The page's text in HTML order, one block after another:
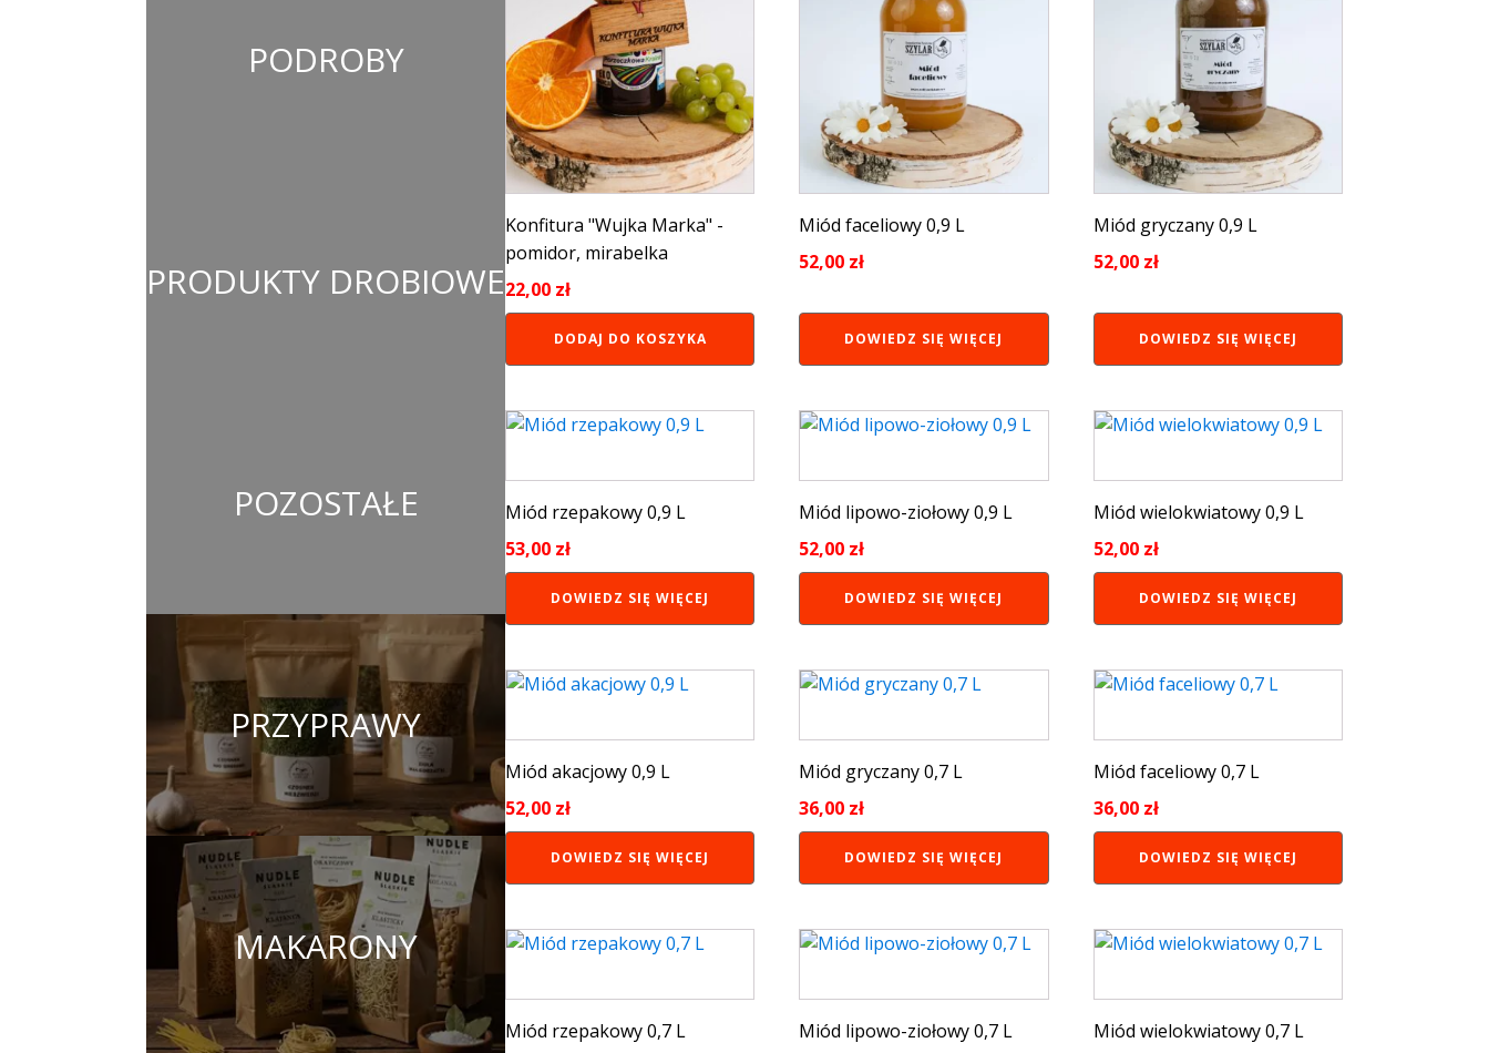
PODROBY
PRODUKTY DROBIOWE
POZOSTAŁE
PRZYPRAWY
MAKARONY
Konfitura "Wujka Marka" -
pomidor, mirabelka
22,00 zł
DODAJ DO KOSZYKA
Miód faceliowy 0,9 L
52,00 zł
DOWIEDZ SIĘ WIĘCEJ
Miód gryczany 0,9 L
52,00 zł
DOWIEDZ SIĘ WIĘCEJ
Miód rzepakowy 0,9 L
53,00 zł
DOWIEDZ SIĘ WIĘCEJ
Miód lipowo-ziołowy 0,9 L
52,00 zł
DOWIEDZ SIĘ WIĘCEJ
Miód wielokwiatowy 0,9 L
52,00 zł
DOWIEDZ SIĘ WIĘCEJ
Miód akacjowy 0,9 L
52,00 zł
DOWIEDZ SIĘ WIĘCEJ
Miód gryczany 0,7 L
36,00 zł
DOWIEDZ SIĘ WIĘCEJ
Miód faceliowy 0,7 L
36,00 zł
DOWIEDZ SIĘ WIĘCEJ
Miód rzepakowy 0,7 L
Miód lipowo-ziołowy 0,7 L
Miód wielokwiatowy 0,7 L